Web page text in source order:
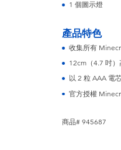
1 個圖示燈
產品特色
收集所有
12cm（4.7 吋）
以 2 粒 AAA 電
官方授權
商品# 945687